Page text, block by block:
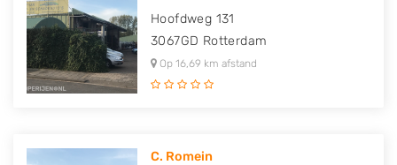
Hoofdweg 131
3067GD Rotterdam
Op 16,69 km afstand
C. Romein